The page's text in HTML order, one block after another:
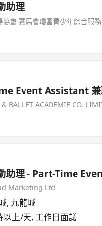
助理
協會 賽馬會瓊富青少年綜合服
Event Assistant 兼
& BALLET ACADEMIE CO.
助理 - Part-Time
Marketing Ltd
, 九龍城
以上/天, 工作日面議